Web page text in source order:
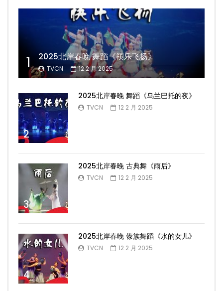
1 2025北岸春晚 舞蹈《筷乐飞扬》
TVCN 12 2 月 2025
2
2025北岸春晚 舞蹈《乌兰巴托的夜》
TVCN 12 2 月 2025
3
2025北岸春晚 古典舞《雨后》
TVCN 12 2 月 2025
4
2025北岸春晚 傣族舞蹈《水的女儿》
TVCN 12 2 月 2025